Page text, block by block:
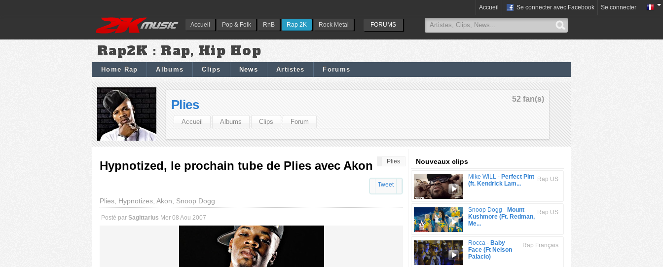
Accueil Pop & Folk RnB Rap 2K Rock Metal FORUMS
Accueil Se connecter avec Facebook Se connecter
Rap2K : Rap, Hip Hop
Home Rap Albums Clips News Artistes Forums
52 fan(s)
Plies
Accueil Albums Clips Forum
Plies
Hypnotized, le prochain tube de Plies avec Akon
Tweet
Plies, Hypnotizes, Akon, Snoop Dogg
Posté par Sagittarius Mer 08 Aou 2007
Nouveaux clips
Rap US
Mike WiLL - Perfect Pint
(ft. Kendrick Lam...
Rap US
Snoop Dogg - Mount
Kushmore (Ft. Redman,
Me...
Rap Français
Rocca - Baby
Face (Ft Nelson
Palacio)